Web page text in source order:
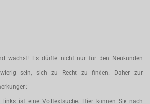
wächst! Es dürfte nicht nur für den Neukunden
sein, sich zu Recht zu finden. Daher zur
links ist eine Volltextsuche. Hier können Sie nach